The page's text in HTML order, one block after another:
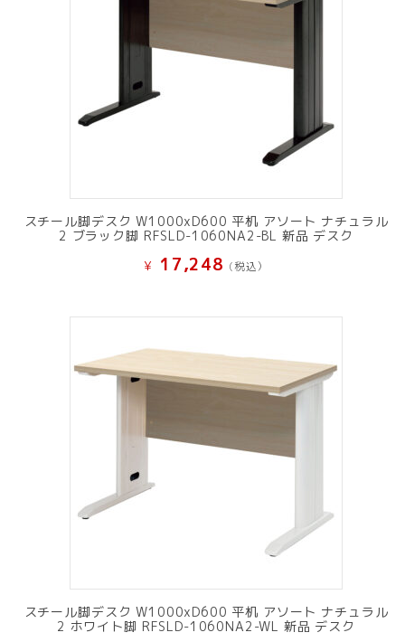
スチール脚デスク W1000xD600 平机 アソート ナチュラル
2 ブラック脚 RFSLD-1060NA2-BL 新品 デスク
¥ 17,248 (税込）
スチール脚デスク W1000xD600 平机 アソート ナチュラル
2 ホワイト脚 RFSLD-1060NA2-WL 新品 デスク